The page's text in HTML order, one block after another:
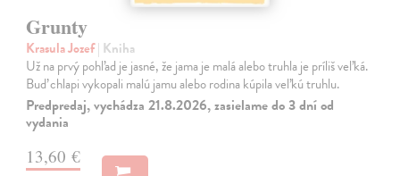
Grunty
Krasula Jozef| Kniha
Už na prvý pohľad je jasné, že jama je malá alebo truhla je príliš veľká.
Buď chlapi vykopali malú jamu alebo rodina kúpila veľkú truhlu.
Predpredaj, vychádza 21.8.2026, zasielame do 3 dní od
vydania
13,60 €